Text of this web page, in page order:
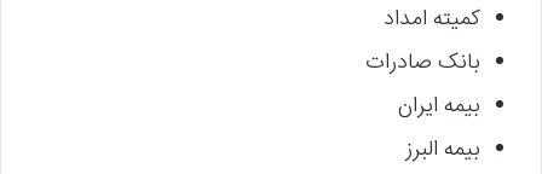
کمیته امداد
بانک صادرات
بیمه ایران
بیمه البرز